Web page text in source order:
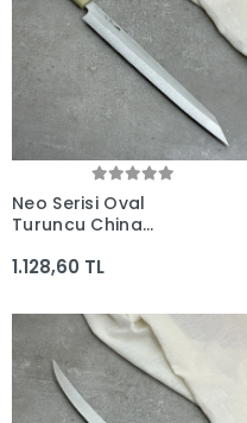
Neo Serisi Oval
Turuncu China
285mm Namlu -
Şef Bıçakları
1.128,60 TL